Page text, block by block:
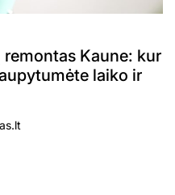
Kaune: kur
laiko ir